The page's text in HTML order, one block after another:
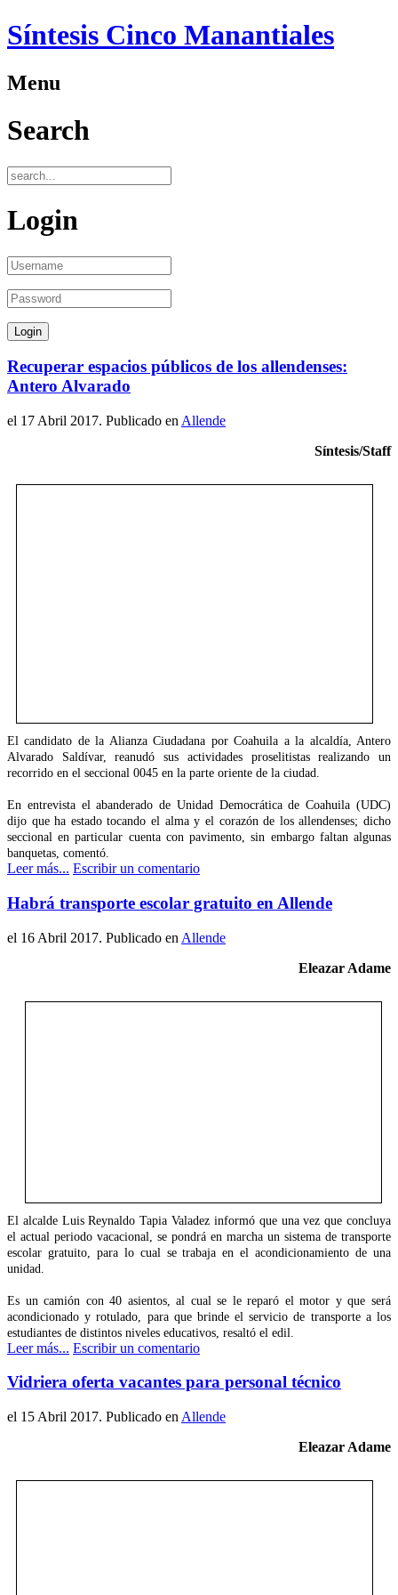
Síntesis Cinco Manantiales
Menu
Search
Login
Recuperar espacios públicos de los allendenses:
Antero Alvarado
el 17 Abril 2017. Publicado en Allende
Síntesis/Staff
El candidato de la Alianza Ciudadana por Coahuila a la alcaldía, Antero
Alvarado Saldívar, reanudó sus actividades proselitistas realizando un
recorrido en el seccional 0045 en la parte oriente de la ciudad.
En entrevista el abanderado de Unidad Democrática de Coahuila (UDC)
dijo que ha estado tocando el alma y el corazón de los allendenses; dicho
seccional en particular cuenta con pavimento, sin embargo faltan algunas
banquetas, comentó.
Leer más... Escribir un comentario
Habrá transporte escolar gratuito en Allende
el 16 Abril 2017. Publicado en Allende
Eleazar Adame
El alcalde Luis Reynaldo Tapia Valadez informó que una vez que concluya
el actual periodo vacacional, se pondrá en marcha un sistema de transporte
escolar gratuito, para lo cual se trabaja en el acondicionamiento de una
unidad.
Es un camión con 40 asientos, al cual se le reparó el motor y que será
acondicionado y rotulado, para que brinde el servicio de transporte a los
estudiantes de distintos niveles educativos, resaltó el edil.
Leer más... Escribir un comentario
Vidriera oferta vacantes para personal técnico
el 15 Abril 2017. Publicado en Allende
Eleazar Adame